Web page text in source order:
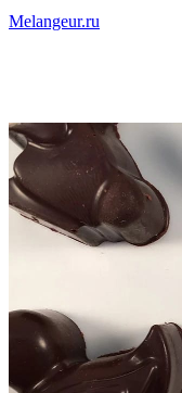
Melangeur.ru